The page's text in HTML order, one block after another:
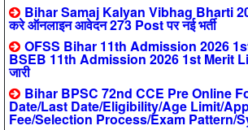
Bihar Samaj Kalyan Vibhag Bharti
करे ऑनलाइन आवेदन 273 Post पर नई भर्ती
OFSS Bihar 11th Admission 2026
BSEB 11th Admission 2026 1st Merit
जारी
Bihar BPSC 72nd CCE Pre Online
Date/Last Date/Eligibility/Age Limit/
Fee/Selection Process/Exam Pattern/